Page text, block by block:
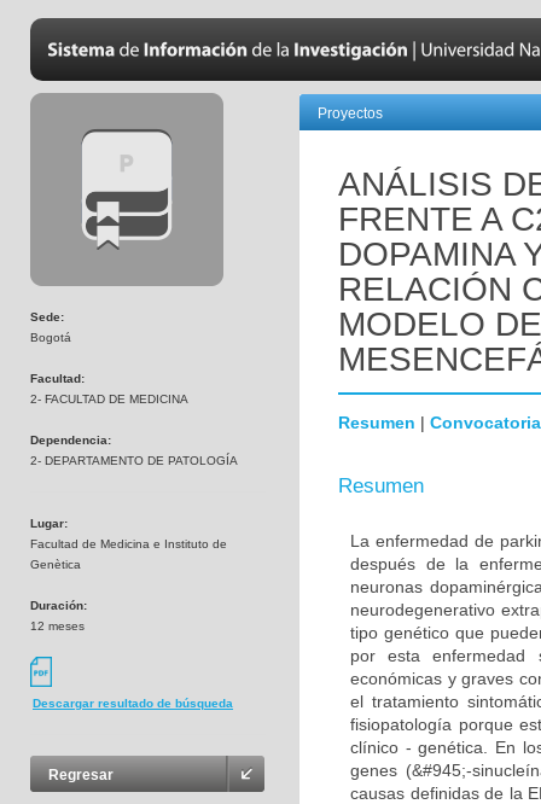
Sede:
Bogotá
Facultad:
2- FACULTAD DE MEDICINA
Dependencia:
2- DEPARTAMENTO DE PATOLOGÍA
Lugar:
Facultad de Medicina e Instituto de
Genètica
Duración:
12 meses
Descargar resultado de búsqueda
Regresar
Proyectos
ANÁLISIS
FRENTE A
DOPAMINA
RELACIÓN
MODELO
Resumen | Convocatoria
Resumen
La enfermedad de
después de la
neuronas
neurodegenerativo
tipo genético que
por esta enfermedad
económicas y graves
el tratamiento
fisiopatología porque
clínico - genética. En
genes (&#945;-
causas definidas de la